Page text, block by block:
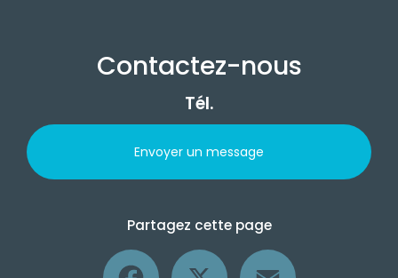
Contactez-nous
Tél.
Envoyer un message
Partagez cette page
Facebook